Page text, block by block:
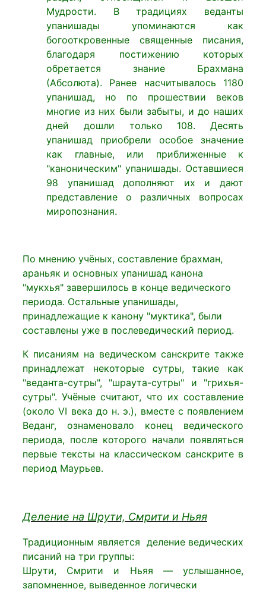
Мудрости. В традициях веданты
упанишады упоминаются как
богооткровенные священные писания,
благодаря постижению которых
обретается знание Брахмана
(Абсолюта). Ранее насчитывалось 1180
упанишад, но по прошествии веков
многие из них были забыты, и до наших
дней дошли только 108. Десять
упанишад приобрели особое значение
как главные, или приближенные к
"каноническим" упанишады. Оставшиеся
98 упанишад дополняют их и дают
представление о различных вопросах
миропознания.
По мнению учёных, составление брахман,
араньяк и основных упанишад канона
"мукхья" завершилось в конце ведического
периода. Остальные упанишады,
принадлежащие к канону "муктика", были
составлены уже в послеведический период.
К писаниям на ведическом санскрите также
принадлежат некоторые сутры, такие как
"веданта-сутры", "шраута-сутры" и "грихья-
сутры". Учёные считают, что их составление
(около VI века до н. э.), вместе с появлением
Веданг, ознаменовало конец ведического
периода, после которого начали появляться
первые тексты на классическом санскрите в
период Маурьев.
Деление на Шрути, Смрити и Ньяя
Традиционным является деление ведических
писаний на три группы:
Шрути, Смрити и Ньяя — услышанное,
запомненное, выведенное логически